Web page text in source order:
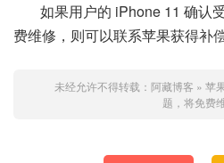
如果用户的 iPhone 11 确认
费维修，则可以联系苹果获得补偿
未经允许不得转载： 阿藏博客 » 苹
题，将免费